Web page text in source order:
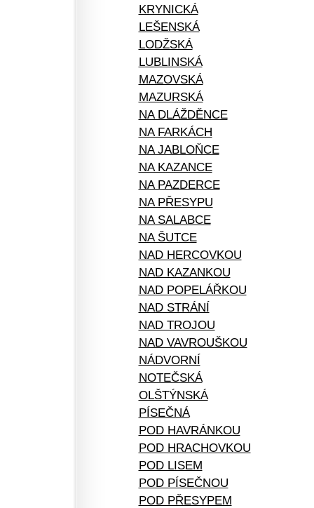
KRYNICKÁ
LEŠENSKÁ
LODŽSKÁ
LUBLINSKÁ
MAZOVSKÁ
MAZURSKÁ
NA DLÁŽDĚNCE
NA FARKÁCH
NA JABLOŇCE
NA KAZANCE
NA PAZDERCE
NA PŘESYPU
NA SALABCE
NA ŠUTCE
NAD HERCOVKOU
NAD KAZANKOU
NAD POPELÁŘKOU
NAD STRÁNÍ
NAD TROJOU
NAD VAVROUŠKOU
NÁDVORNÍ
NOTEČSKÁ
OLŠTÝNSKÁ
PÍSEČNÁ
POD HAVRÁNKOU
POD HRACHOVKOU
POD LISEM
POD PÍSEČNOU
POD PŘESYPEM